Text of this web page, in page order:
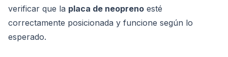
verificar que la placa de neopreno esté
correctamente posicionada y funcione según lo
esperado.